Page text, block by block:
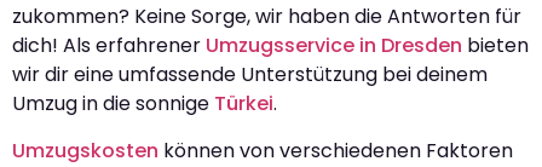
zukommen? Keine Sorge, wir haben die Antworten für
dich! Als erfahrener Umzugsservice in Dresden bieten
wir dir eine umfassende Unterstützung bei deinem
Umzug in die sonnige Türkei.
Umzugskosten können von verschiedenen Faktoren